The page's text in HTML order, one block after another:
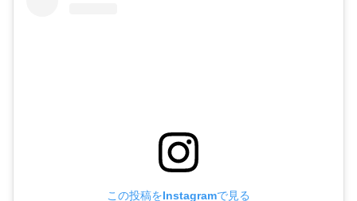
この投稿をInstagramで見る